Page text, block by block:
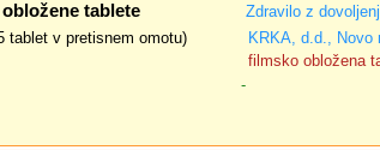
tablete Zdravilo z
tablet v pretisnem omotu)
KRKA, d.d., Novo
filmsko obložena
-